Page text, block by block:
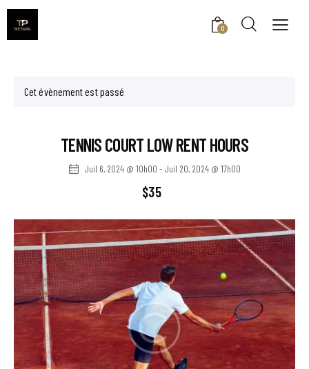
0
Cet évènement est passé
TENNIS COURT LOW RENT HOURS
Juil 6, 2024 @ 10h00 - Juil 20, 2024 @ 17h00
$35